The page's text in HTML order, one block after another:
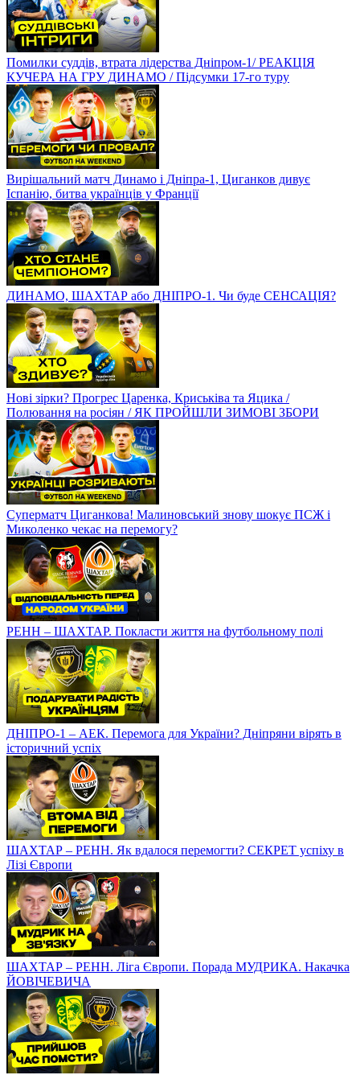
Помилки суддів, втрата лідерства Дніпром-1/ РЕАКЦІЯ
КУЧЕРА НА ГРУ ДИНАМО / Підсумки 17-го туру
Вирішальний матч Динамо і Дніпра-1, Циганков дивує
Іспанію, битва українців у Франції
ДИНАМО, ШАХТАР або ДНІПРО-1. Чи буде СЕНСАЦІЯ?
Нові зірки? Прогрес Царенка, Криськіва та Яцика /
Полювання на росіян / ЯК ПРОЙШЛИ ЗИМОВІ ЗБОРИ
Суперматч Циганкова! Малиновський знову шокує ПСЖ і
Миколенко чекає на перемогу?
РЕНН – ШАХТАР. Покласти життя на футбольному полі
ДНІПРО-1 – АЕК. Перемога для України? Дніпряни вірять в
історичний успіх
ШАХТАР – РЕНН. Як вдалося перемогти? СЕКРЕТ успіху в
Лізі Європи
ШАХТАР – РЕНН. Ліга Європи. Порада МУДРИКА. Накачка
ЙОВІЧЕВИЧА